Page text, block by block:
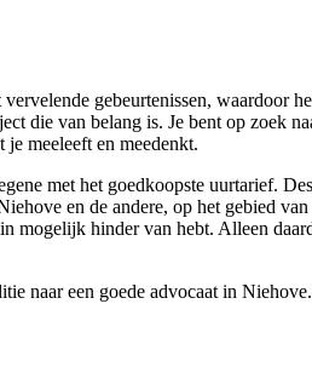
gebeurtenissen, waardoor
die van belang is. Je bent op zoek
meeleeft en meedenkt.
met het goedkoopste uurtarief.
en de andere, op het gebied
mogelijk hinder van hebt. Alleen
naar een goede advocaat in